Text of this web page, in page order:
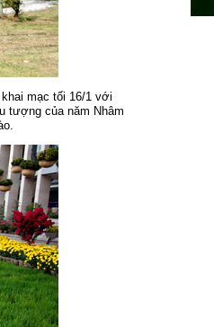
mạc tối 16/1 với
tượng của năm Nhâm